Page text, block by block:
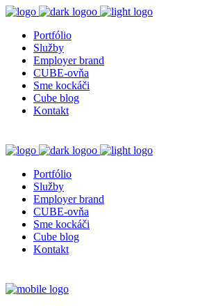
Portfólio
Služby
Employer brand
CUBE-ovňa
Sme kockáči
Cube blog
Kontakt
Portfólio
Služby
Employer brand
CUBE-ovňa
Sme kockáči
Cube blog
Kontakt